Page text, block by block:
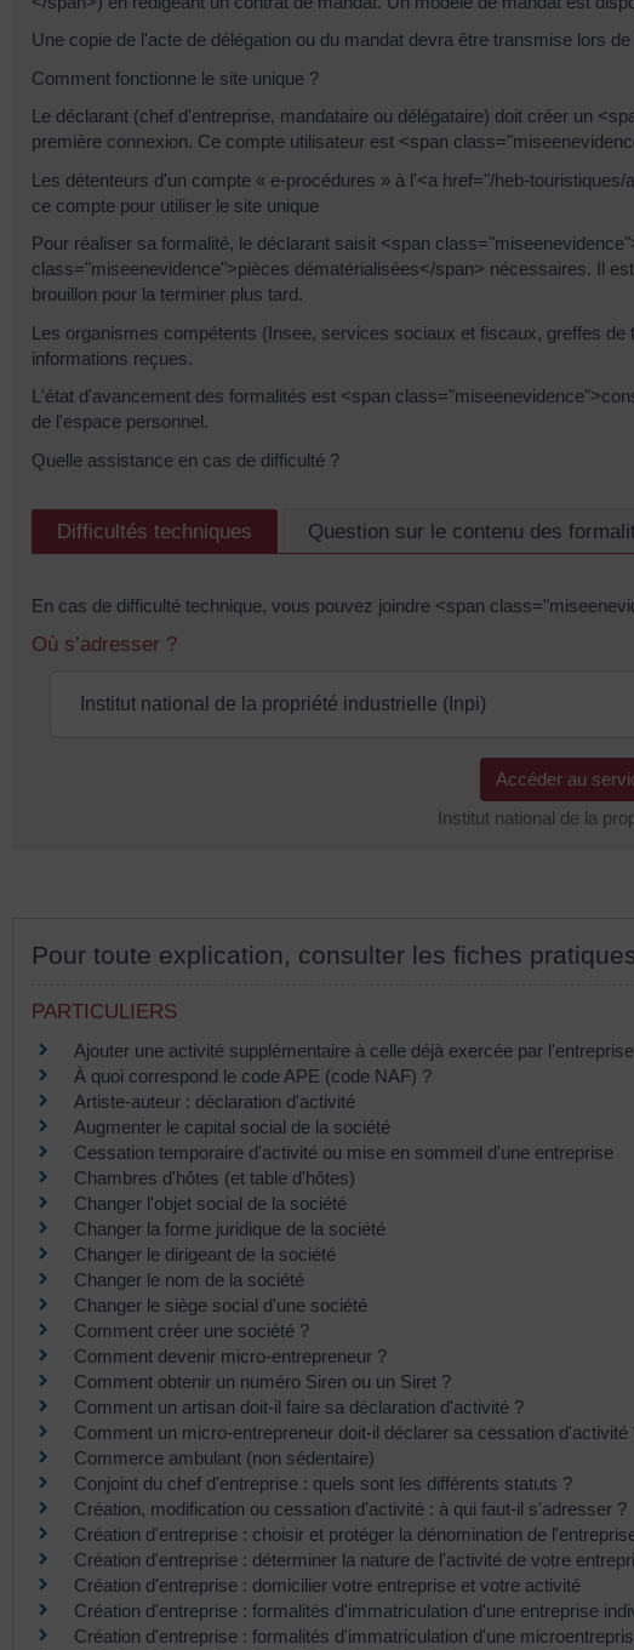
Une copie de l'acte de délégation ou du mandat devra être transmise lors
Comment fonctionne le site unique ?
Le déclarant (chef d'entreprise, mandataire ou délégataire) doit créer un
première connexion. Ce compte utilisateur est <span
Les détenteurs d'un compte « e-procédures » à l'<a href="/heb-
ce compte pour utiliser le site unique
Pour réaliser sa formalité, le déclarant saisit <span
class="miseenevidence">pièces dématérialisées</span> nécessaires. Il
brouillon pour la terminer plus tard.
Les organismes compétents (Insee, services sociaux et fiscaux, greffes
informations reçues.
L'état d'avancement des formalités est <span
de l'espace personnel.
Quelle assistance en cas de difficulté ?
Difficultés techniques Question sur le contenu des
En cas de difficulté technique, vous pouvez joindre <span
Où s’adresser ?
Institut national de la propriété industrielle (Inpi)
Accéder au
Institut national de la
Pour toute explication, consulter les fiches
PARTICULIERS
Ajouter une activité supplémentaire à celle déjà exercée par l'entreprise
À quoi correspond le code APE (code NAF) ?
Artiste-auteur : déclaration d'activité
Augmenter le capital social de la société
Cessation temporaire d'activité ou mise en sommeil d'une entreprise
Chambres d'hôtes (et table d'hôtes)
Changer l'objet social de la société
Changer la forme juridique de la société
Changer le dirigeant de la société
Changer le nom de la société
Changer le siège social d'une société
Comment créer une société ?
Comment devenir micro-entrepreneur ?
Comment obtenir un numéro Siren ou un Siret ?
Comment un artisan doit-il faire sa déclaration d'activité ?
Comment un micro-entrepreneur doit-il déclarer sa cessation d'activité
Commerce ambulant (non sédentaire)
Conjoint du chef d'entreprise : quels sont les différents statuts ?
Création, modification ou cessation d'activité : à qui faut-il s'adresser ?
Création d'entreprise : choisir et protéger la dénomination de
Création d'entreprise : déterminer la nature de l'activité de votre
Création d'entreprise : domicilier votre entreprise et votre activité
Création d'entreprise : formalités d'immatriculation d'une entreprise
Création d'entreprise : formalités d'immatriculation d'une